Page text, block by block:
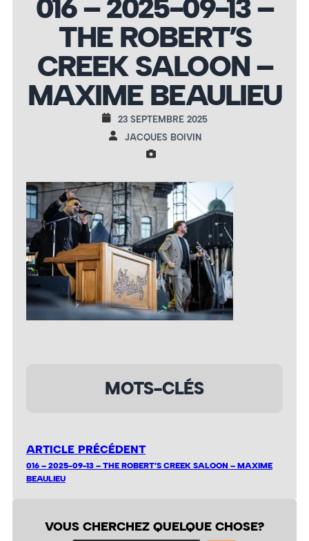
016 – 2025-09-13 –
THE ROBERT’S
CREEK SALOON –
MAXIME BEAULIEU
23 SEPTEMBRE 2025
JACQUES BOIVIN
MOTS-CLÉS
ARTICLE PRÉCÉDENT
016 – 2025-09-13 – THE ROBERT’S CREEK SALOON – MAXIME
BEAULIEU
VOUS CHERCHEZ QUELQUE CHOSE?